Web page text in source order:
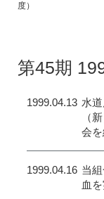
度）
第45期
1999.04.13 水
（
会
1999.04.16 当
血